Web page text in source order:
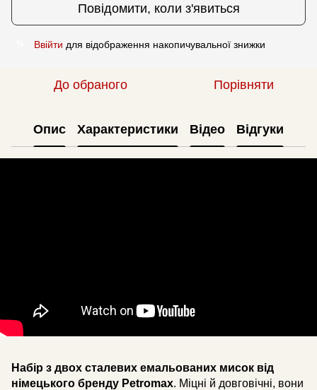
Повідомити, коли з'явиться
Ввійти для відображення накопичувальної знижки
До обраного Порівняти
Опис Характеристики Відео Відгуки
Набір з двох сталевих емальованих мисок від
німецького бренду Petromax. Міцні й довговічні, вони